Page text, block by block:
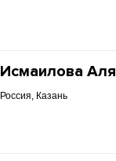
Исмаилова Аля
Россия, Казань